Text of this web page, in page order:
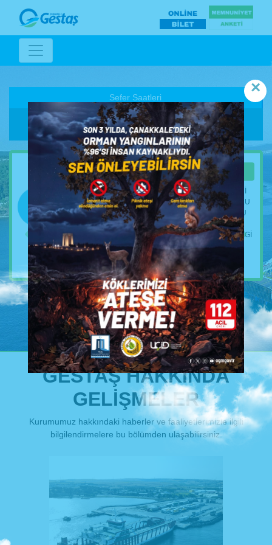
×
Sefer Saatleri
Duyurular
Gestaş Filosuna Yeni Gemi
YAZ SEZONUNDA ARTAN YOLCU VE ARAÇ TALEBINI
EN HIZLI ŞEKILDE KARŞILAMAK, LAPSEKI-GELIBOLU
HATTINDA ÖZELLIKLE AĞIR VASITA YOĞUNLUĞUNU
ETKIN BIR ŞEKILDE ÇÖZÜME KAVUŞTURMAK
AMACIYLA FILOMUZU GÜÇLENDIRDIK. DETAYLI BILGI
IÇIN TIKLAYINIZ.
GESTAŞ HAKKINDA
GELİŞMELER
Kurumumuz hakkındaki haberler ve faaliyetlerimizle ilgili
bilgilendirmelere bu bölümden ulaşabilirsiniz.